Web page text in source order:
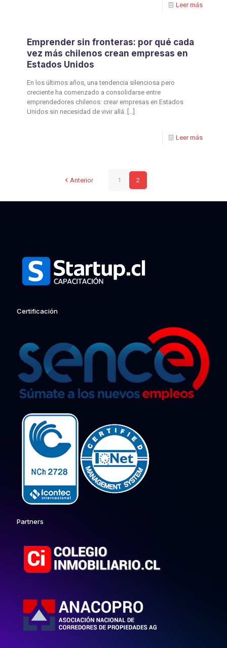
Leer más
Emprender sin fronteras: por qué cada
vez más chilenos crean empresas en
Estados Unidos
En los últimos años, una tendencia silenciosa pero
creciente ha comenzado a consolidarse entre
emprendedores chilenos: crear empresas en Estados
Unidos sin necesidad de vivir allá. […]
Leer más
Anterior 1 2
Certificación
Partners